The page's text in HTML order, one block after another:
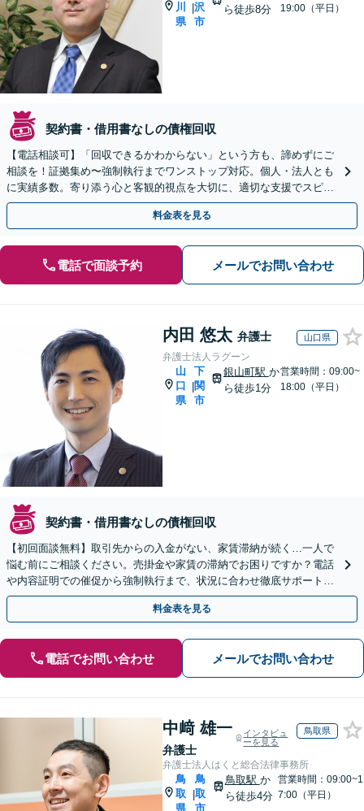
川
県
|沢
市
ら徒歩8分
19:00（平日）
契約書・借用書なしの債権回収
【電話相談可】「回収できるかわからない」という方も、諦めずにご
相談を！証拠集め〜強制執行までワンストップ対応。個人・法人とも
に実績多数。寄り添う心と客観的視点を大切に、適切な支援でスピー
ド解決を目指します【完全個室】駐車場完備／上諸江駅8分
料金表を見る
電話で面談予約 メールでお問い合わせ
内田 悠太 弁護士 山口県
弁護士法人ラグーン
山
口
県
|
下
関
市
銀山町駅 か
ら徒歩1分
営業時間：09:00~
18:00（平日）
契約書・借用書なしの債権回収
【初回面談無料】取引先からの入金がない、家賃滞納が続く…一人で
悩む前にご相談ください。売掛金や家賃の滞納でお困りですか？電話
や内容証明での催促から強制執行まで、状況に合わせ徹底サポート
【身障者用駐車場あり、近隣に有料駐車場あり】夜間休日対応
料金表を見る
電話でお問い合わせ メールでお問い合わせ
中﨑 雄一
弁護士
インタビュ
ーを見る
鳥取県
弁護士法人はくと総合法律事務所
鳥
取
県
|
鳥
取
市
鳥取駅 か
ら徒歩4分
営業時間：09:00~1
7:00（平日）